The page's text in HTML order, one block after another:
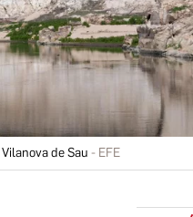
de Sau EFE